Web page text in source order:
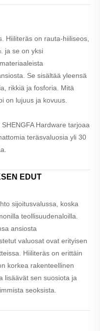
Hiiliteräs on rauta-hiiliseos,
ja se on yksi
Se sisältää yleensä
rikkiä ja fosforia. Mitä
on lujuus ja kovuus.
Hardware tarjoaa
teräsvaluosia yli 30
EDUT
sijoitusvalussa, koska
teollisuudenaloilla.
ansiosta
valuosat ovat erityisen
Hiiliteräs on erittäin
korkea rakenteellinen
lisäävät sen suosiota ja
seoksista.